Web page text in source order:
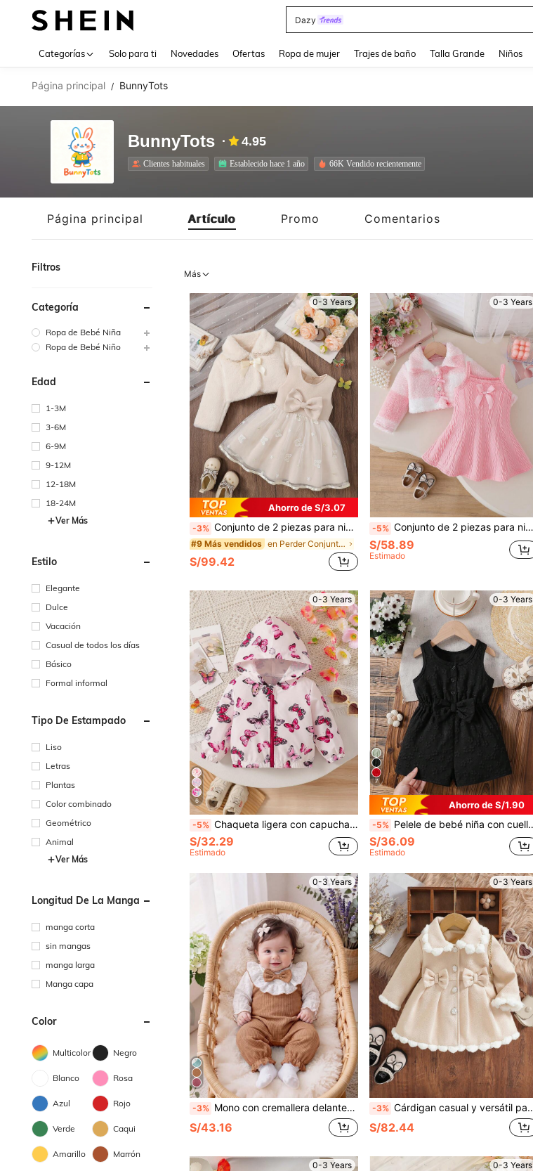
Dazy
Categorías Solo para ti Novedades Ofertas Ropa de mujer Trajes de baño Talla Grande Niños
Página principal / BunnyTots
BunnyTots 4.95
Clientes habituales Establecido hace 1 año 66K Vendido recientemente
Página principal Artículo Promo Comentarios
Filtros
Categoría
Ropa de Bebé Niña
Ropa de Bebé Niño
Edad
1-3M
3-6M
6-9M
9-12M
12-18M
18-24M
Ver Más
Estilo
Elegante
Dulce
Vacación
Casual de todos los días
Básico
Formal informal
Tipo De Estampado
Liso
Letras
Plantas
Color combinado
Geométrico
Animal
Ver Más
Longitud De La Manga
manga corta
sin mangas
manga larga
Manga capa
Color
Multicolor Negro
Blanco Rosa
Azul Rojo
Verde Caqui
Amarillo Marrón
Más
0-3 Years
Ahorro de S/3.07
-3% Conjunto de 2 piezas para niñas bebé: Cárdigan de manga larga con cuello de piel sintética y lazo, emparejado con un vestido de línea A de cuello redondo sin mangas con estampado floral de malla, ideal para otoño/invierno, adecuado para uso diario, fiestas y salidas
#9 Más vendidos en Perder Conjuntos de ropa exterior para niñas
S/99.42
0-3 Years
-5% Conjunto de 2 piezas para niñas bebé con cárdigan de manga larga con cuello de piel y decoración de moño, y vestido de línea A de unicolor, estilo princesa, versátil, adecuado para el Día de San Valentín, cumpleaños, uso casual en otoño/invierno
S/58.89
Estimado
0-3 Years
6
-5% Chaqueta ligera con capucha y manga larga con estampado de mariposa para niñas pequeñas, adecuada para salidas diarias en primavera/otoño
S/32.29
Estimado
0-3 Years
7
Ahorro de S/1.90
-5% Pelele de bebé niña con cuello redondo, sin mangas, decorado con lazo, diseño de botones y cierre de media cartera, adecuado para el hogar, uso diario y salidas, primavera/verano
S/36.09
Estimado
0-3 Years
-3% Mono con cremallera delantera, cuello con volantes, lazo, mangas abullonadas y bajo con volantes para niñas bebé, adecuado para salidas diarias en primavera y otoño
S/43.16
0-3 Years
-3% Cárdigan casual y versátil para niñas bebé con cuello floral esponjoso, moño decorativo, manga larga, bajo con pliegues y diseño de parches, adecuado para salidas diarias en otoño/invierno
S/82.44
0-3 Years 0-3 Years